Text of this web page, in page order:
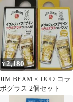
¥2,180
JIM BEAM × DOD コラ
ボグラス 2個セット